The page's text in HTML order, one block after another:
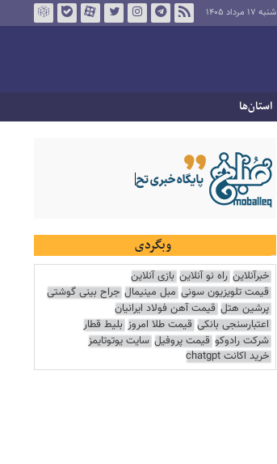
شنبه ۱۷ مرداد ۱۴۰۵
استان‌ها
وبگردی
خبرآنلاین راه نو آنلاین بازی آنلاین
قیمت تلویزیون سونی مبل مینیمال جراح بینی گوشتی
پرشین هتل قیمت آهن فولاد ایرانیان
اعتبارسنجی بانکی قیمت طلا امروز بلیط قطار
شرکت رادوکو قیمت پروفیل سایت یوتوتایمز
خرید اکانت chatgpt